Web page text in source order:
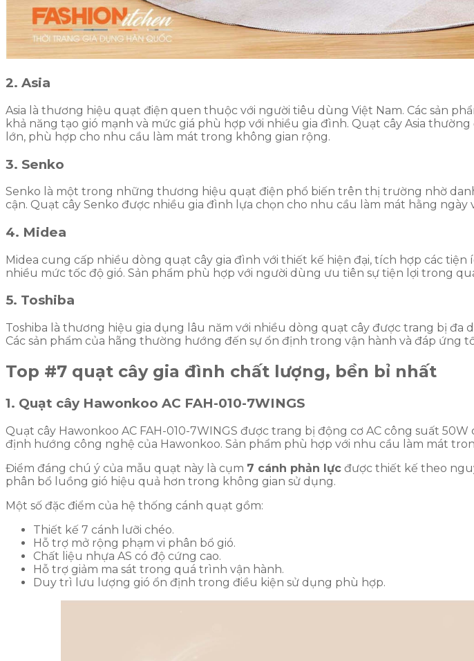
2. Asia
Asia là thương hiệu quạt điện quen thuộc với người tiêu dùng Việt Nam. Các sản
khả năng tạo gió mạnh và mức giá phù hợp với nhiều gia đình. Quạt cây Asia
lớn, phù hợp cho nhu cầu làm mát trong không gian rộng.
3. Senko
Senko là một trong những thương hiệu quạt điện phổ biến trên thị trường nhờ
cận. Quạt cây Senko được nhiều gia đình lựa chọn cho nhu cầu làm mát hằng ngày
4. Midea
Midea cung cấp nhiều dòng quạt cây gia đình với thiết kế hiện đại, tích hợp các tiện
nhiều mức tốc độ gió. Sản phẩm phù hợp với người dùng ưu tiên sự tiện lợi trong
5. Toshiba
Toshiba là thương hiệu gia dụng lâu năm với nhiều dòng quạt cây được trang bị đa
Các sản phẩm của hãng thường hướng đến sự ổn định trong vận hành và đáp ứng
Top #7 quạt cây gia đình chất lượng, bền bỉ nhất
1. Quạt cây Hawonkoo AC FAH-010-7WINGS
Quạt cây Hawonkoo AC FAH-010-7WINGS được trang bị động cơ AC công suất
định hướng công nghệ của Hawonkoo. Sản phẩm phù hợp với nhu cầu làm mát
Điểm đáng chú ý của mẫu quạt này là cụm 7 cánh phản lực được thiết kế theo
phân bổ luồng gió hiệu quả hơn trong không gian sử dụng.
Một số đặc điểm của hệ thống cánh quạt gồm:
Thiết kế 7 cánh lưỡi chéo.
Hỗ trợ mở rộng phạm vi phân bổ gió.
Chất liệu nhựa AS có độ cứng cao.
Hỗ trợ giảm ma sát trong quá trình vận hành.
Duy trì lưu lượng gió ổn định trong điều kiện sử dụng phù hợp.